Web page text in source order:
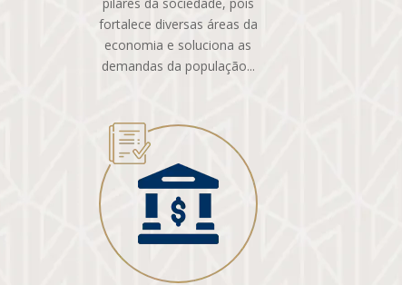
fortalece diversas áreas da
economia e soluciona as
demandas da população...